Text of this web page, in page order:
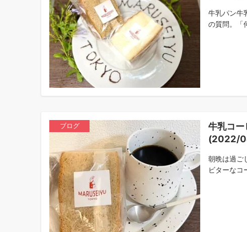
牛乳パン牛
の質問。「
ブログ
牛乳コ
(2022/
朝晩は過ご
ビターなコ